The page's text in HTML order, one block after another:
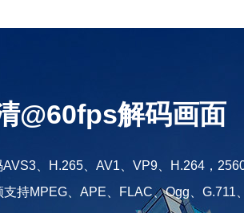
@60fps解码画面
、H.265、AV1、VP9、H.264，
持MPEG、APE、FLAC、Ogg、G.711